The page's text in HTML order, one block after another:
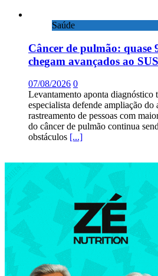
Saúde
Câncer de pulmão: quase
chegam avançados ao SUS
07/08/2026 0
Levantamento aponta diagnóstico
especialista defende ampliação do
rastreamento de pessoas com
do câncer de pulmão continua
obstáculos [...]